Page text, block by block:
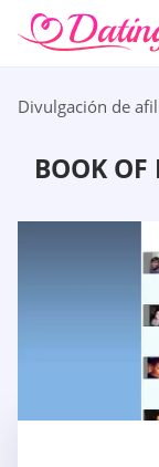
Divulgación de
BOOK